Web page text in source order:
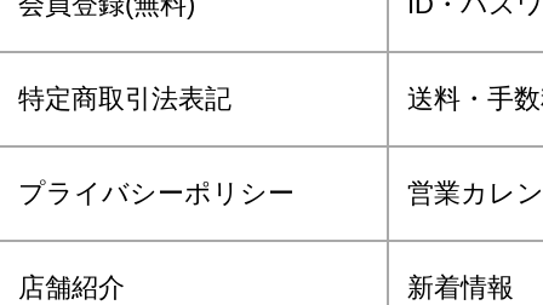
特定商取引法表記 送料・手
プライバシーポリシー 営業カレ
店舗紹介 新着情報